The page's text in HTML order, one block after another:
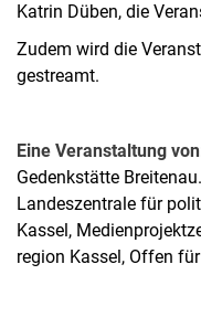
Katrin Düben, die
Zudem wird die
gestreamt.
Eine Veranstaltung von
Gedenkstätte Breitenau.
Landeszentrale für
Kassel,
region Kassel, Offen